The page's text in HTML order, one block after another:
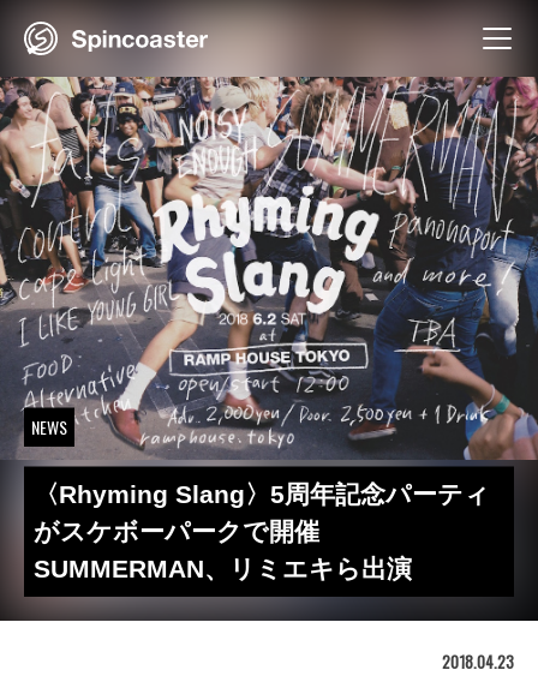
NEWS
〈Rhyming Slang〉5周年記念パーティ
がスケボーパークで開催
SUMMERMAN、リミエキら出演
2018.04.23